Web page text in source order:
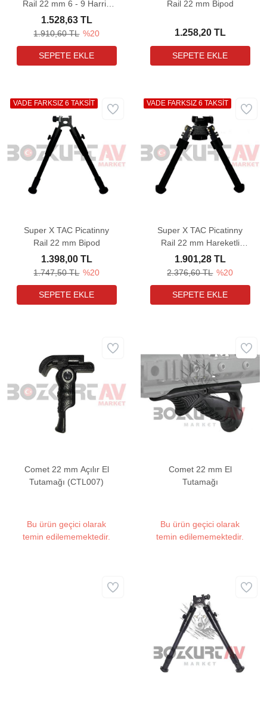
Rail 22 mm 6 - 9 Harris
Tipi Bipod
1.910,60 TL %20
1.528,63 TL
Rail 22 mm Bipod
1.258,20 TL
Super X TAC Picatinny
Rail 22 mm Bipod
1.747,50 TL %20
1.398,00 TL
VADE FARKSIZ 6 TAKSİT
Super X TAC Picatinny
Rail 22 mm Hareketli
Bipod
2.376,60 TL %20
1.901,28 TL
VADE FARKSIZ 6 TAKSİT
Comet 22 mm Açılır El
Tutamağı (CTL007)
Bu ürün geçici olarak
temin edilememektedir.
Comet 22 mm El
Tutamağı
Bu ürün geçici olarak
temin edilememektedir.